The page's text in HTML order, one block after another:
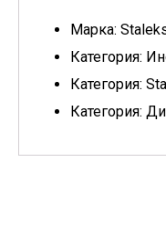
Марка:
Категория:
Категория:
Категория: